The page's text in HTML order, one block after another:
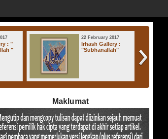
22 February 2017
Irhash Gallery :
"Subhanallah"
Maklumat